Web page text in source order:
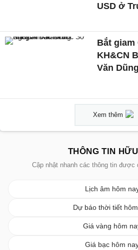
USD ở
Bắt giam
KH&CN
Văn Dũng
Xem thêm
THÔNG TIN
Cập nhật nhanh các thông tin được
Lịch âm hôm
Dự báo thời tiết
Giá vàng hôm
Giá bạc hôm